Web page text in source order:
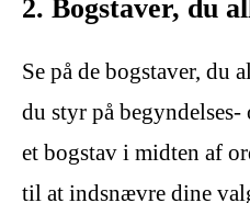
2. Bogstaver, du
Se på de bogstaver, du
du styr på
et bogstav i midten af
til at indsnævre dine